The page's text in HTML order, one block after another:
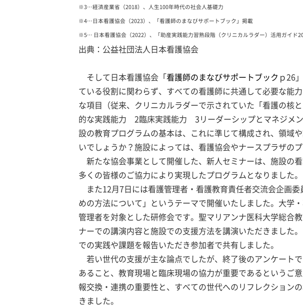
※3…経済産業省（2018）、人生100年時代の社会人基礎力
※4…日本看護協会（2023）、「看護師のまなびサポートブック」掲載
※5… 日本看護協会（2022）、「助産実践能力習熟段階（クリニカルラダー）活用ガイド
出典：公益社団法人日本看護協会
そして日本看護協会「看護師のまなびサポートブック ｐ26
ている役割に関わらず、すべての看護師に共通して必要な能
な項目（従来、クリニカルラダーで示されていた「看護の核
的な実践能力 2臨床実践能力 3リーダーシップとマネジメ
設の教育プログラムの基本は、これに準じて構成され、領域
いでしょうか？施設によっては、看護協会やナースプラザの
新たな協会事業として開催した、新人セミナーは、施設の
多くの皆様のご協力により実現したプログラムとなりました。
また12月7日には看護管理者・看護教育責任者交流会企画
めの方法について」というテーマで開催いたしました。大学
管理者を対象とした研修会です。聖マリアンナ医科大学総
ナーでの講演内容と施設での支援方法を講演いただきました
での実践や課題を報告いただき参加者で共有しました。
若い世代の支援が主な論点でしたが、終了後のアンケート
あること、教育現場と臨床現場の協力が重要であるというご
報交換・連携の重要性と、すべての世代へのリフレクション
きました。